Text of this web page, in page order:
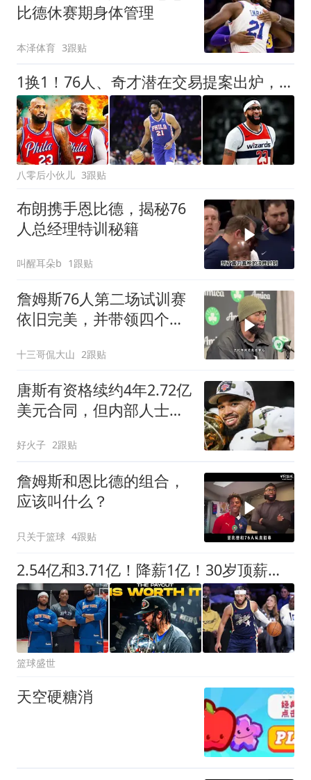
比德休赛期身体管理
本泽体育 3跟贴
1换1！76人、奇才潜在交易提案出炉，这操作对双方都不好
八零后小伙儿 3跟贴
布朗携手恩比德，揭秘76
人总经理特训秘籍
叫醒耳朵b 1跟贴
詹姆斯76人第二场试训赛
依旧完美，并带领四个替
十三哥侃大山 2跟贴
唐斯有资格续约4年2.72亿
美元合同，但内部人士质
好火子 2跟贴
詹姆斯和恩比德的组合，
应该叫什么？
只关于篮球 4跟贴
2.54亿和3.71亿！降薪1亿！30岁顶薪！这次怎么选？
篮球盛世
天空硬糖消